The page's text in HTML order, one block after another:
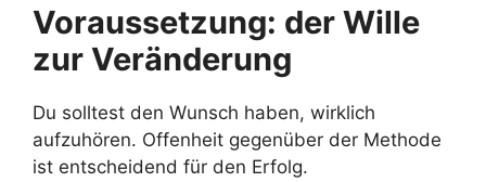
Voraussetzung: der Wille
zur Veränderung
Du solltest den Wunsch haben, wirklich
aufzuhören. Offenheit gegenüber der Methode
ist entscheidend für den Erfolg.